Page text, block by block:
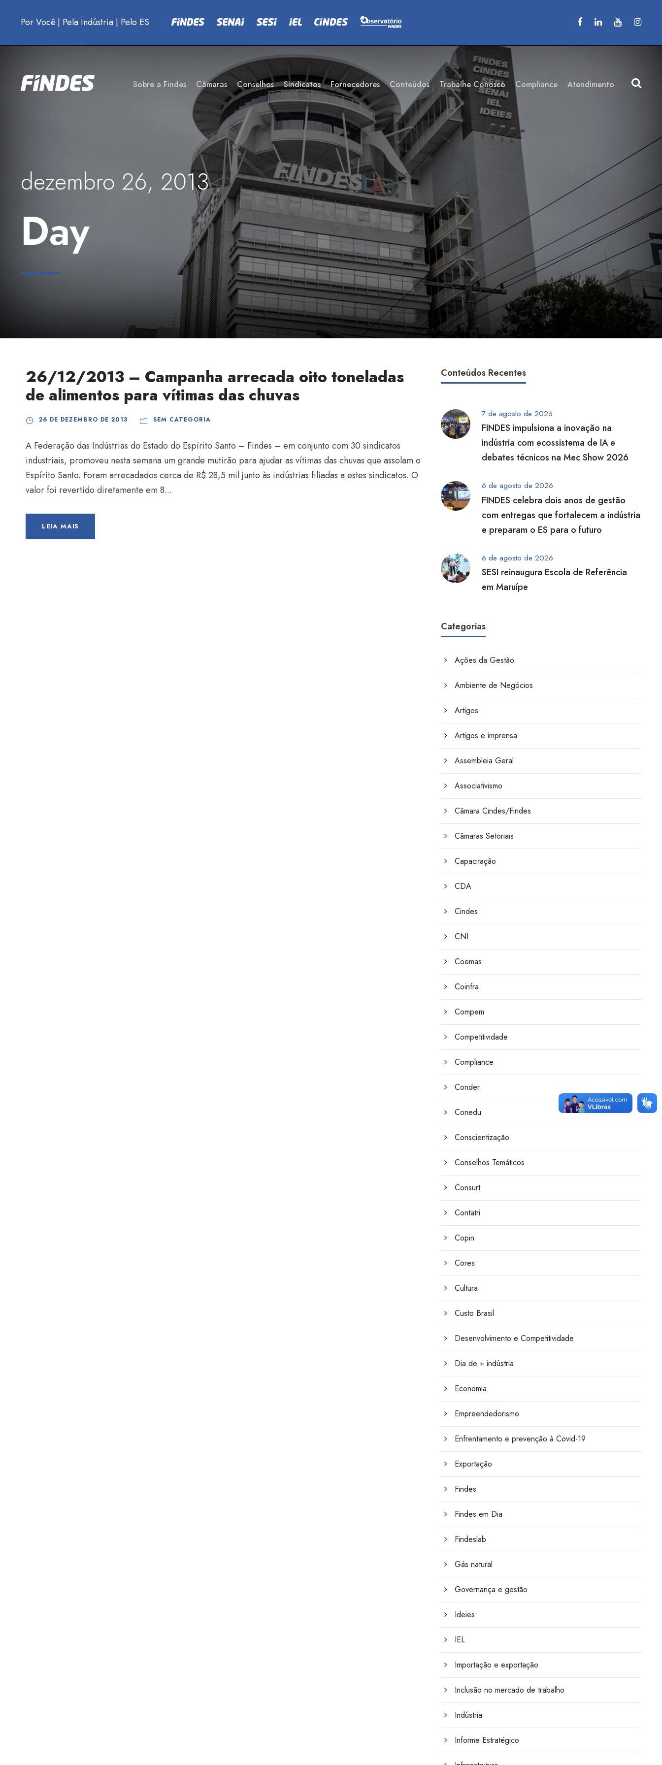
Por Você | Pela Indústria | Pelo ES
Sobre a Findes Câmaras Conselhos Sindicatos Fornecedores Conteúdos Trabalhe Conosco Compliance Atendimento
dezembro 26, 2013
Day
26/12/2013 – Campanha arrecada oito toneladas
de alimentos para vítimas das chuvas
26 DE DEZEMBRO DE 2013 SEM CATEGORIA
A Federação das Indústrias do Estado do Espírito Santo – Findes – em conjunto com 30 sindicatos
industriais, promoveu nesta semana um grande mutirão para ajudar as vítimas das chuvas que assolam o
Espírito Santo. Foram arrecadados cerca de R$ 28,5 mil junto às indústrias filiadas a estes sindicatos. O
valor foi revertido diretamente em 8...
LEIA MAIS
Conteúdos Recentes
7 de agosto de 2026
FINDES impulsiona a inovação na
indústria com ecossistema de IA e
debates técnicos na Mec Show 2026
6 de agosto de 2026
FINDES celebra dois anos de gestão
com entregas que fortalecem a indústria
e preparam o ES para o futuro
6 de agosto de 2026
SESI reinaugura Escola de Referência
em Maruípe
Categorias
Ações da Gestão
Ambiente de Negócios
Artigos
Artigos e imprensa
Assembleia Geral
Associativismo
Câmara Cindes/Findes
Câmaras Setoriais
Capacitação
CDA
Cindes
CNI
Coemas
Coinfra
Compem
Competitividade
Compliance
Conder
Conedu
Conscientização
Conselhos Temáticos
Consurt
Contatri
Copin
Cores
Cultura
Custo Brasil
Desenvolvimento e Competitividade
Dia de + indústria
Economia
Empreendedorismo
Enfrentamento e prevenção à Covid-19
Exportação
Findes
Findes em Dia
Findeslab
Gás natural
Governança e gestão
Ideies
IEL
Importação e exportação
Inclusão no mercado de trabalho
Indústria
Informe Estratégico